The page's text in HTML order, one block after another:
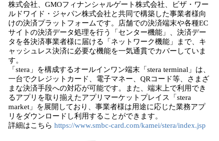
株式会社、GMOフィナンシャルゲート株式会社、ビザ・ワー
ルドワイド・ジャパン株式会社と共同で構築した事業者様向
けの決済プラットフォームです。店舗での決済端末や各種EC
サイトの決済データ処理を行う「センター機能」、決済デー
タを各決済事業者様に届ける「ネットワーク機能」まで、キ
ャッシュレス決済に必要な機能を一気通貫でカバーしていま
す。
「stera」を構成するオールインワン端末「stera terminal」は、
一台でクレジットカード、電子マネー、QRコード等、さまざ
まな決済手段への対応が可能です。また、端末上で利用でき
るアプリを取り揃えたアプリマーケットプレイス「stera
market」を展開しており、事業者様は用途に応じた業務アプ
リをダウンロードし利用することができます。
詳細はこちら https://www.smbc-card.com/kamei/stera/index.jsp